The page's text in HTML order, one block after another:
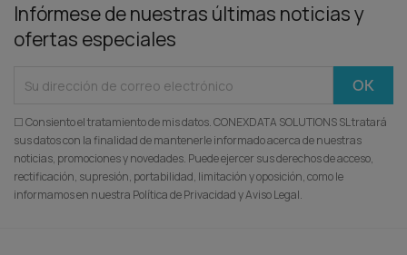
Infórmese de nuestras últimas noticias y
ofertas especiales
☐ Consiento el tratamiento de mis datos. CONEXDATA SOLUTIONS SL tratará
sus datos con la finalidad de mantenerle informado acerca de nuestras
noticias, promociones y novedades. Puede ejercer sus derechos de acceso,
rectificación, supresión, portabilidad, limitación y oposición, como le
informamos en nuestra Política de Privacidad y Aviso Legal.